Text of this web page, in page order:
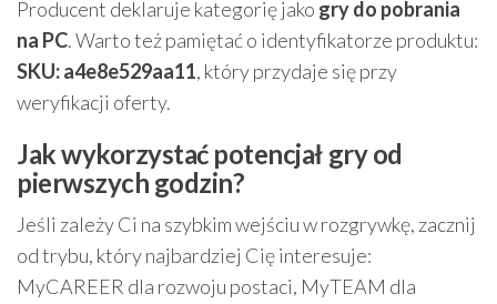
Producent deklaruje kategorię jako gry do pobrania
na PC. Warto też pamiętać o identyfikatorze produktu:
SKU: a4e8e529aa11, który przydaje się przy
weryfikacji oferty.
Jak wykorzystać potencjał gry od
pierwszych godzin?
Jeśli zależy Ci na szybkim wejściu w rozgrywkę, zacznij
od trybu, który najbardziej Cię interesuje:
MyCAREER dla rozwoju postaci, MyTEAM dla